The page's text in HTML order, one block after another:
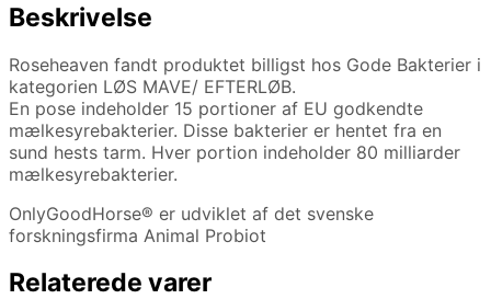
Beskrivelse
Roseheaven fandt produktet billigst hos Gode Bakterier i
kategorien LØS MAVE/ EFTERLØB.
En pose indeholder 15 portioner af EU godkendte
mælkesyrebakterier. Disse bakterier er hentet fra en
sund hests tarm. Hver portion indeholder 80 milliarder
mælkesyrebakterier.
OnlyGoodHorse® er udviklet af det svenske
forskningsfirma Animal Probiot
Relaterede varer